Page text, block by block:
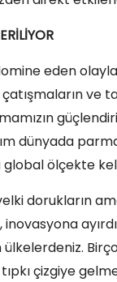
eden
ve
dünyada
ölçekte
dorukların
çizgiye